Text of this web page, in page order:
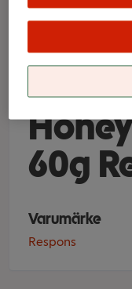
60g
Varumärke
Respons